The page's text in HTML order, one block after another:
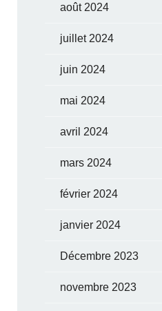
août 2024
juillet 2024
juin 2024
mai 2024
avril 2024
mars 2024
février 2024
janvier 2024
Décembre 2023
novembre 2023